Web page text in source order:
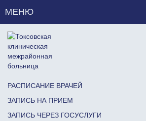
МЕНЮ
РАСПИСАНИЕ ВРАЧЕЙ
ЗАПИСЬ НА ПРИЕМ
ЗАПИСЬ ЧЕРЕЗ ГОСУСЛУГИ